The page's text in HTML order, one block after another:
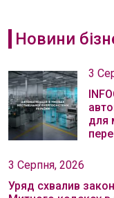
Новини
3
для
3 Серпня, 2026
Уряд схвалив